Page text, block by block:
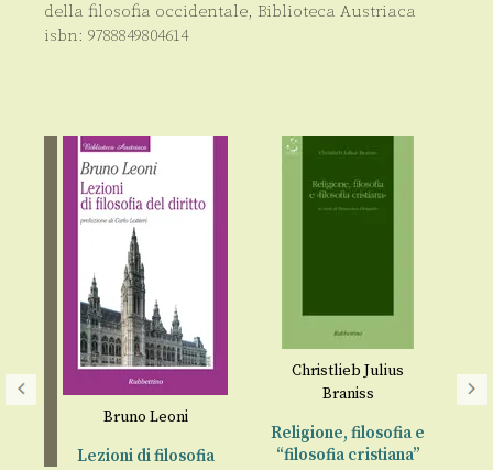
della filosofia occidentale, Biblioteca Austriaca
isbn: 9788849804614
Bruno Leoni
Lezioni di filosofia
Christlieb Julius
Braniss
Religione, filosofia e
“filosofia cristiana”